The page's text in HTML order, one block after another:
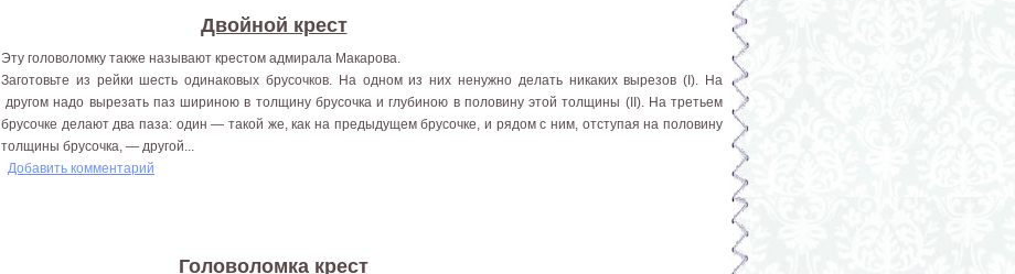
Двойной крест
Эту головоломку также называют крестом адмирала Макарова.
Заготовьте из рейки шесть одинаковых брусочков. На одном из них ненужно делать ника­ких вырезов (I). На
другом надо выре­зать паз шириною в толщину брусочка и глубиною в половину этой толщины (II). На третьем
брусочке делают два паза: один — такой же, как на предыдущем брусочке, и рядом с ним, отступая на половину
толщины брусочка, — другой...
Добавить комментарий
Головоломка крест